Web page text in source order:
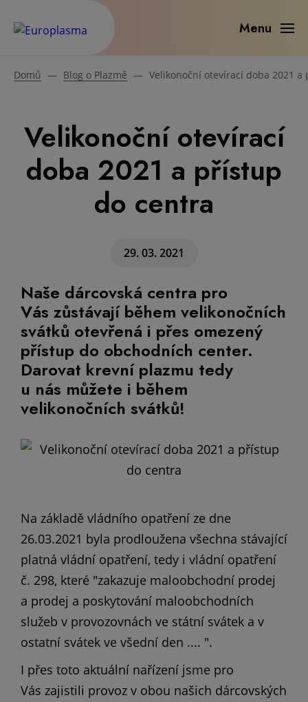
Menu
Domů — Blog o Plazmě — Velikonoční otevírací doba 2021
Velikonoční otevírací
doba 2021 a přístup
do centra
29. 03. 2021
Naše dárcovská centra pro
Vás zůstávají během velikonočních
svátků otevřená i přes omezený
přístup do obchodních center.
Darovat krevní plazmu tedy
u nás můžete i během
velikonočních svátků!
Na základě vládního opatření ze dne
26.03.2021 byla prodloužena všechna stávající
platná vládní opatření, tedy i vládní opatření
č. 298, které "zakazuje maloobchodní prodej
a prodej a poskytování maloobchodních
služeb v provozovnách ve státní svátek a v
ostatní svátek ve všední den .... ".
I přes toto aktuální nařízení jsme pro
Vás zajistili provoz v obou našich dárcovských